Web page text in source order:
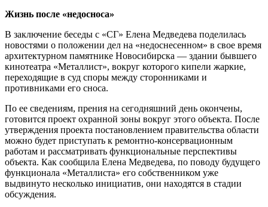
Жизнь после «недосноса»
В заключение беседы с «СГ» Елена Медведева поделилась
новостями о положении дел на «недоснесенном» в свое время
архитектурном памятнике Новосибирска — здании бывшего
кинотеатра «Металлист», вокруг которого кипели жаркие,
переходящие в суд споры между сторонниками и
противниками его сноса.
По ее сведениям, прения на сегодняшний день окончены,
готовится проект охранной зоны вокруг этого объекта. После
утверждения проекта постановлением правительства области
можно будет приступать к ремонтно-консервационным
работам и рассматривать функциональные перспективы
объекта. Как сообщила Елена Медведева, по поводу будущего
функционала «Металлиста» его собственником уже
выдвинуто несколько инициатив, они находятся в стадии
обсуждения.